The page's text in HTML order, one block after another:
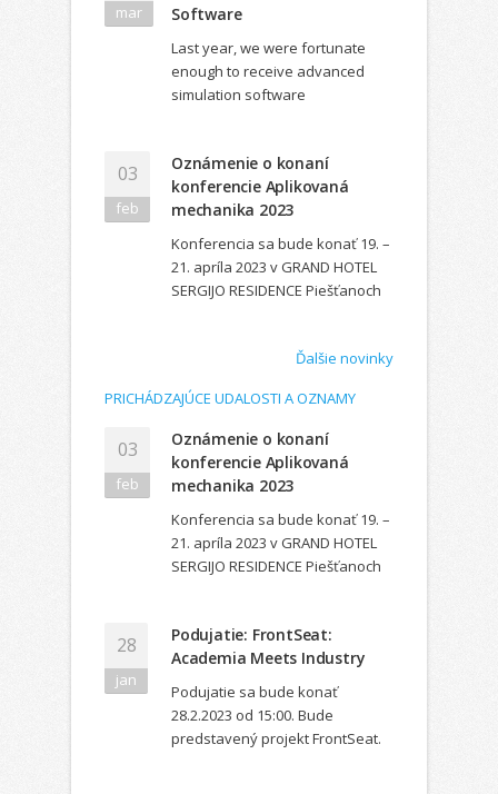
mar
Software
Last year, we were fortunate
enough to receive advanced
simulation software
03
feb
Oznámenie o konaní
konferencie Aplikovaná
mechanika 2023
Konferencia sa bude konať 19. –
21. apríla 2023 v GRAND HOTEL
SERGIJO RESIDENCE Piešťanoch
Ďalšie novinky
PRICHÁDZAJÚCE UDALOSTI A OZNAMY
03
feb
Oznámenie o konaní
konferencie Aplikovaná
mechanika 2023
Konferencia sa bude konať 19. –
21. apríla 2023 v GRAND HOTEL
SERGIJO RESIDENCE Piešťanoch
28
jan
Podujatie: FrontSeat:
Academia Meets Industry
Podujatie sa bude konať
28.2.2023 od 15:00. Bude
predstavený projekt FrontSeat.